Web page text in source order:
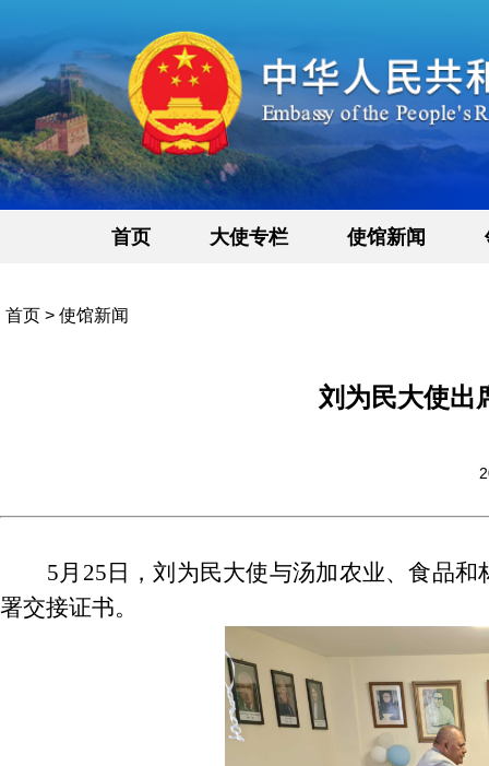
首页 大使专栏 使馆新闻
首页 > 使馆新闻
刘为民大使出
5月25日，刘为民大使与汤加农业、食品
署交接证书。